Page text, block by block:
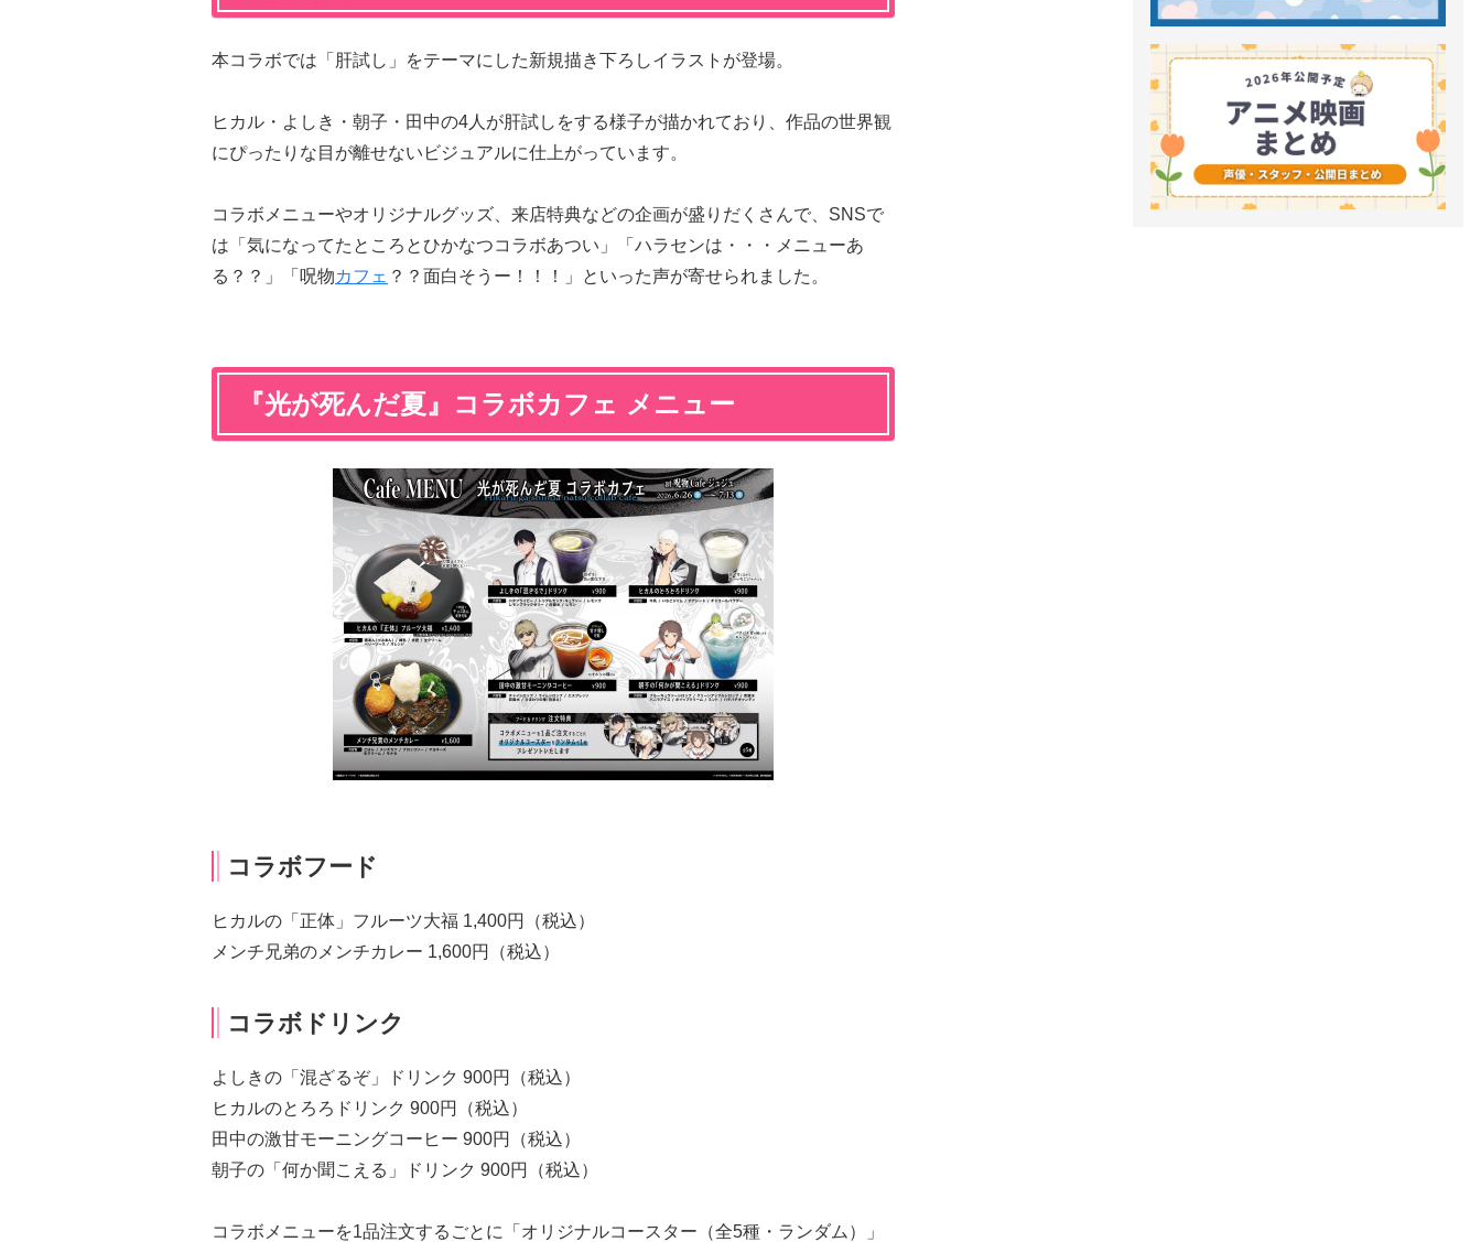
本コラボでは「肝試し」をテーマにした新規描き下ろしイラストが登場。
ヒカル・よしき・朝子・田中の4人が肝試しをする様子が描かれており、作品の世界観
にぴったりな目が離せないビジュアルに仕上がっています。
コラボメニューやオリジナルグッズ、来店特典などの企画が盛りだくさんで、SNSで
は「気になってたところとひかなつコラボあつい」「ハラセンは・・・メニューあ
る？？」「呪物カフェ ？？面白そうー！！！」といった声が寄せられました。
『光が死んだ夏』コラボカフェ メニュー
コラボフード
ヒカルの「正体」フルーツ大福 1,400円（税込）
メンチ兄弟のメンチカレー 1,600円（税込）
コラボドリンク
よしきの「混ざるぞ」ドリンク 900円（税込）
ヒカルのとろろドリンク 900円（税込）
田中の激甘モーニングコーヒー 900円（税込）
朝子の「何か聞こえる」ドリンク 900円（税込）
コラボメニューを1品注文するごとに「オリジナルコースター（全5種・ランダム）」